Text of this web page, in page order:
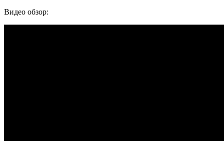
Видео обзор: